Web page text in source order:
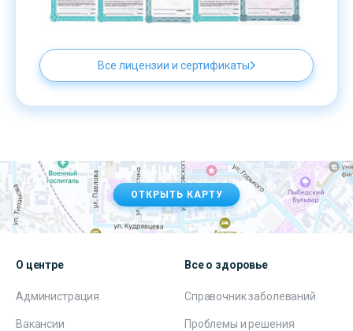
Все лицензии и сертификаты
ОТКРЫТЬ КАРТУ
О центре
Администрация
Вакансии
Все о здоровье
Справочник заболеваний
Проблемы и решения